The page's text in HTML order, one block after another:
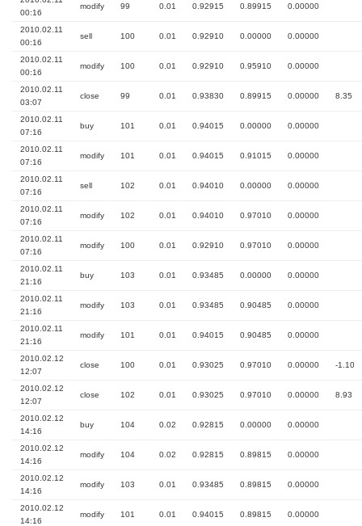
00:16
modify 99 0.01 0.92915 0.89915 0.00000
2010.02.11
00:16
sell 100 0.01 0.92910 0.00000 0.00000
2010.02.11
00:16
modify 100 0.01 0.92910 0.95910 0.00000
2010.02.11
03:07
close 99 0.01 0.93830 0.89915 0.00000 8.35
2010.02.11
07:16
buy 101 0.01 0.94015 0.00000 0.00000
2010.02.11
07:16
modify 101 0.01 0.94015 0.91015 0.00000
2010.02.11
07:16
sell 102 0.01 0.94010 0.00000 0.00000
2010.02.11
07:16
modify 102 0.01 0.94010 0.97010 0.00000
2010.02.11
07:16
modify 100 0.01 0.92910 0.97010 0.00000
2010.02.11
21:16
buy 103 0.01 0.93485 0.00000 0.00000
2010.02.11
21:16
modify 103 0.01 0.93485 0.90485 0.00000
2010.02.11
21:16
modify 101 0.01 0.94015 0.90485 0.00000
2010.02.12
12:07
close 100 0.01 0.93025 0.97010 0.00000 -1.10
2010.02.12
12:07
close 102 0.01 0.93025 0.97010 0.00000 8.93
2010.02.12
14:16
buy 104 0.02 0.92815 0.00000 0.00000
2010.02.12
14:16
modify 104 0.02 0.92815 0.89815 0.00000
2010.02.12
14:16
modify 103 0.01 0.93485 0.89815 0.00000
2010.02.12
14:16
modify 101 0.01 0.94015 0.89815 0.00000